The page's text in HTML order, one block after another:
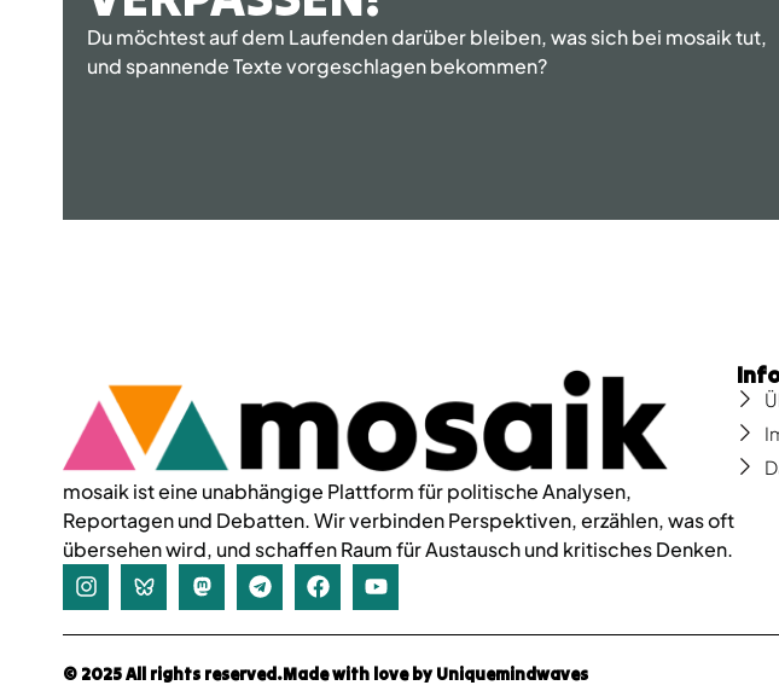
Du möchtest auf dem Laufenden darüber bleiben, was sich bei mosaik tut,
und spannende Texte vorgeschlagen bekommen?
mosaik ist eine unabhängige Plattform für politische Analysen,
Reportagen und Debatten. Wir verbinden Perspektiven, erzählen, was oft
übersehen wird, und schaffen Raum für Austausch und kritisches Denken.
© 2025 All rights reserved.Made with love by Uniquemindwaves